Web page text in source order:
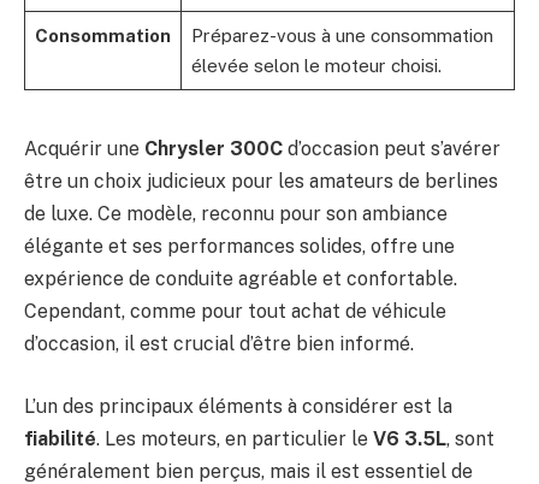
Consommation
Préparez-vous à une consommation
élevée selon le moteur choisi.
Acquérir une Chrysler 300C d’occasion peut s’avérer
être un choix judicieux pour les amateurs de berlines
de luxe. Ce modèle, reconnu pour son ambiance
élégante et ses performances solides, offre une
expérience de conduite agréable et confortable.
Cependant, comme pour tout achat de véhicule
d’occasion, il est crucial d’être bien informé.
L’un des principaux éléments à considérer est la
fiabilité. Les moteurs, en particulier le V6 3.5L, sont
généralement bien perçus, mais il est essentiel de